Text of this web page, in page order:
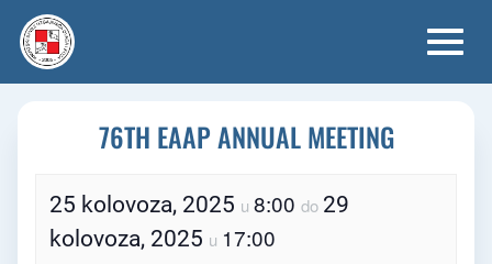
content
76TH EAAP ANNUAL MEETING
25 kolovoza, 2025 u 8:00 do 29
kolovoza, 2025 u 17:00